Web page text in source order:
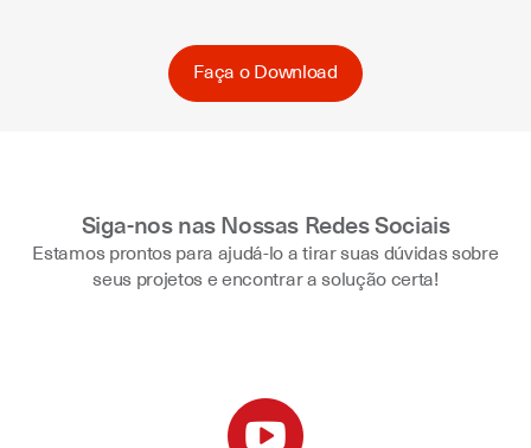
Faça o Download
Siga-nos nas Nossas Redes Sociais
Estamos prontos para ajudá-lo a tirar suas dúvidas sobre
seus projetos e encontrar a solução certa!